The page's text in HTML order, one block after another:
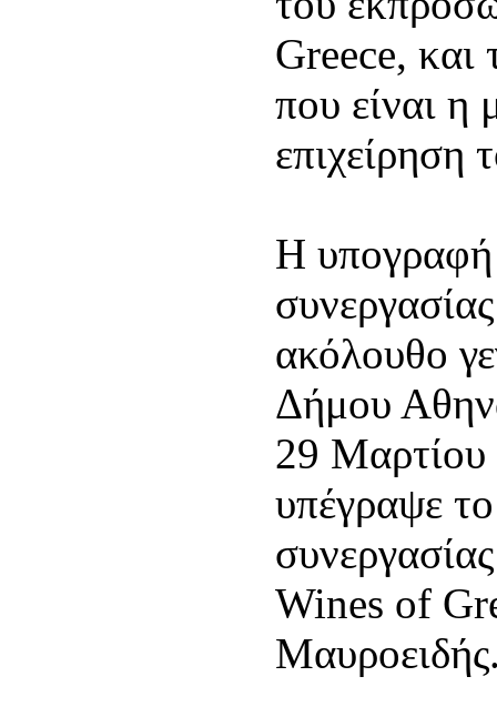
Greece,
που είναι η
επιχείρηση
Η
ακόλουθο
Δήμου
29 Μαρτίου
υπέγραψε
Wines of